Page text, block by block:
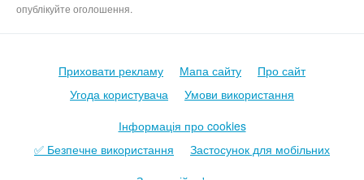
опублікуйте оголошення.
Приховати рекламу Мапа сайту
Про сайт
Угода користувача
Умови використання
Інформація про cookies
✅ Безпечне використання
Застосунок для мобільних